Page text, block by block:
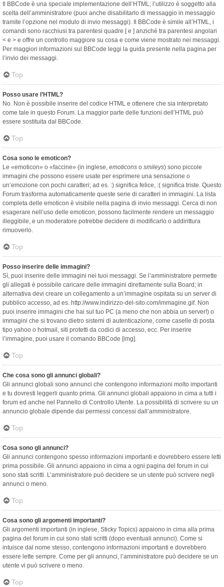
Il BBCode è una speciale implementazione dell’HTML; l’utilizzo è soggetto alla
scelta dell’amministratore (puoi anche disabilitarlo di messaggio in messaggio
tramite l’opzione nel modulo di invio messaggi). Il BBCode è simile all’HTML, i
comandi sono racchiusi tra parentesi quadre [ e ] anziché tra parentesi angolari
< e > e offre un controllo maggiore su cosa e come viene mostrato nei messaggi.
Per maggiori informazioni sul BBCode leggi la guida presente nella pagina per
l’invio dei messaggi.
Top
Posso usare l’HTML?
No. Non è possibile inserire del codice HTML e ottenere che sia interpretato
come tale in questo Forum. La maggior parte delle funzioni dell’HTML può
essere sostituita dal BBCode.
Top
Cosa sono le emoticon?
Le «emoticon» o «faccine» (in inglese, emoticons o smileys) sono piccole
immagini che possono essere usate per esprimere una sensazione o
un’emozione con pochi caratteri; ad es. :) significa felice, :( significa triste. Questo
Forum trasforma automaticamente queste serie di caratteri in immagini. La lista
completa delle emoticon è visibile nella pagina di invio messaggi. Cerca di non
esagerare nell’uso delle emoticon, possono facilmente rendere un messaggio
illeggibile, e un moderatore potrebbe decidere di modificarlo o addirittura
rimuoverlo.
Top
Posso inserire delle immagini?
Sì, puoi inserire delle immagini nei tuoi messaggi. Se l’amministratore permette
gli allegati è possibile caricare delle immagini direttamente sulla Board; in
alternativa devi creare un collegamento a un’immagine ospitata su un server di
pubblico accesso, ad es. http://www.indirizzo-del-sito.com/immagine.gif. Non
puoi inserire immagini che hai sul tuo PC (a meno che non abbia un server!) o
immagini che si trovano dietro sistemi di autenticazione, come caselle di posta
tipo yahoo o hotmail, siti protetti da codici di accesso, ecc. Per inserire
l’immagine, puoi usare il comando BBCode [img].
Top
Che cosa sono gli annunci globali?
Gli annunci globali sono annunci che contengono informazioni molto importanti
e tu dovresti leggerli quanto prima. Gli annunci globali appaiono in cima a tutti i
forum ed anche nel Pannello di Controllo Utente. La possibilità di scrivere su un
annuncio globale dipende dai permessi concessi dall’amministratore.
Top
Cosa sono gli annunci?
Gli annunci contengono spesso informazioni importanti e dovrebbero essere letti
prima possibile. Gli annunci appaiono in cima a ogni pagina del forum in cui
sono stati scritti. L’amministratore può decidere se un utente può scrivere negli
annunci o meno.
Top
Cosa sono gli argomenti importanti?
Gli argomenti importanti (in inglese, Sticky Topics) appaiono in cima alla prima
pagina del forum in cui sono stati scritti (dopo eventuali annunci). Come si
intuisce dal nome stesso, contengono informazioni importanti e dovrebbero
essere lette sempre. Come per gli annunci, l’amministratore può decidere se un
utente vi può scrivere o meno.
Top